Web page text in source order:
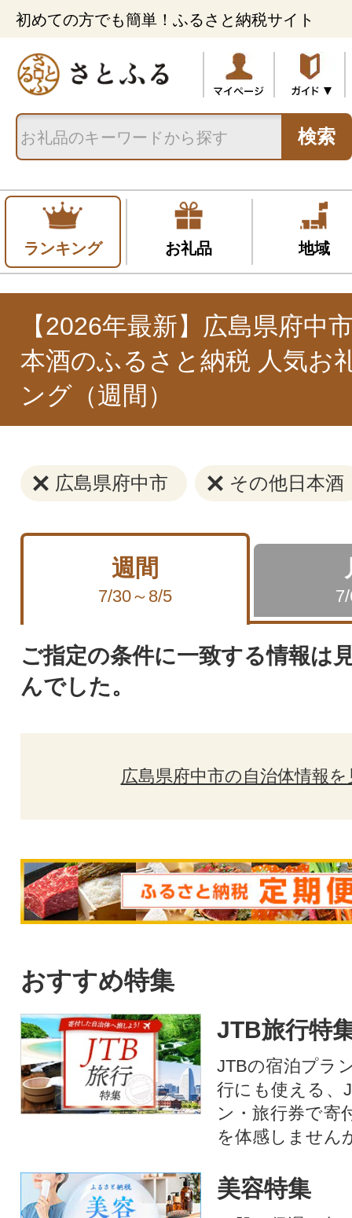
初めての方でも簡単！ふるさと納税サイト
検索
ランキング お礼品 地域
【2026年最新】広島県府中
本酒のふるさと納税 人気お
ング（週間）
広島県府中市 その他日本酒
週間
7/30～8/5
ご指定の条件に一致する情報は
んでした。
広島県府中市の自治体情報を
おすすめ特集
JTB旅行特
JTBの宿泊プラ
行にも使える、
ン・旅行券で寄
を体感しません
美容特集